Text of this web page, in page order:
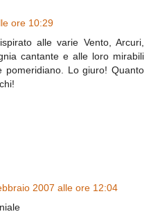
ore 10:29
alle varie Vento, Arcuri,
cantante e alle loro mirabili
pomeridiano. Lo giuro! Quanto
2007 alle ore 12:04